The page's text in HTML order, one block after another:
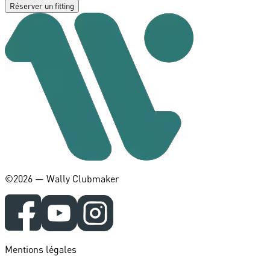
Réserver un fitting
©️2026 — Wally Clubmaker
Mentions légales